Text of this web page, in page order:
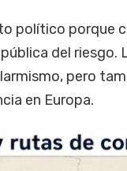
político porque
del riesgo.
pero
en Europa.